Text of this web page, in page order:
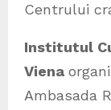
Centrului
Institutul
Viena
Ambasada